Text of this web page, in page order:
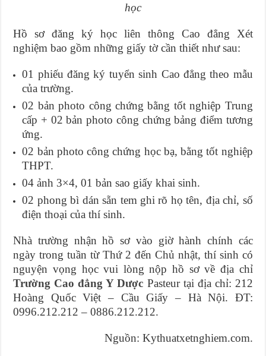
học
Hồ sơ đăng ký học liên thông Cao đẳng Xét
nghiệm bao gồm những giấy tờ cần thiết như sau:
01 phiếu đăng ký tuyển sinh Cao đẳng theo mẫu
của trường.
02 bản photo công chứng bằng tốt nghiệp Trung
cấp + 02 bản photo công chứng bảng điểm tương
ứng.
02 bản photo công chứng học bạ, bằng tốt nghiệp
THPT.
04 ảnh 3×4, 01 bản sao giấy khai sinh.
02 phong bì dán sẵn tem ghi rõ họ tên, địa chỉ, số
điện thoại của thí sinh.
Nhà trường nhận hồ sơ vào giờ hành chính các
ngày trong tuần từ Thứ 2 đến Chủ nhật, thí sinh có
nguyện vọng học vui lòng nộp hồ sơ về địa chỉ
Trường Cao đẳng Y Dược Pasteur tại địa chỉ: 212
Hoàng Quốc Việt – Cầu Giấy – Hà Nội. ĐT:
0996.212.212 – 0886.212.212.
Nguồn: Kythuatxetnghiem.com.